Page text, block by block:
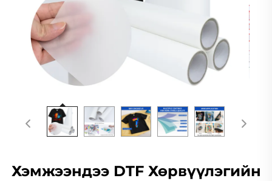
Хэмжээндээ DTF Хөрвүүлэгийн